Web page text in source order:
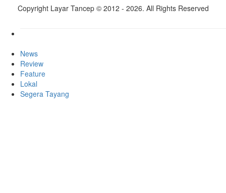
Copyright Layar Tancep © 2012 - 2026. All Rights Reserved
News
Review
Feature
Lokal
Segera Tayang